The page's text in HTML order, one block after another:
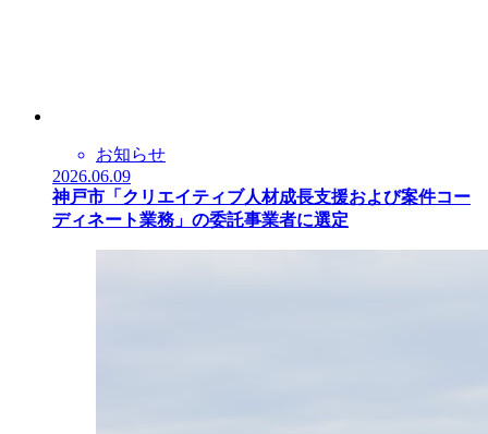
お知らせ
2026.06.09
神戸市「クリエイティブ人材成長支援および案件コー
ディネート業務」の委託事業者に選定